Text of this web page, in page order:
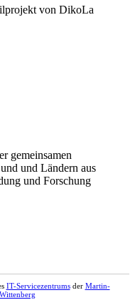
von DikoLa
gemeinsamen
und Ländern aus
und Forschung
IT-Servicezentrumsder Martin-